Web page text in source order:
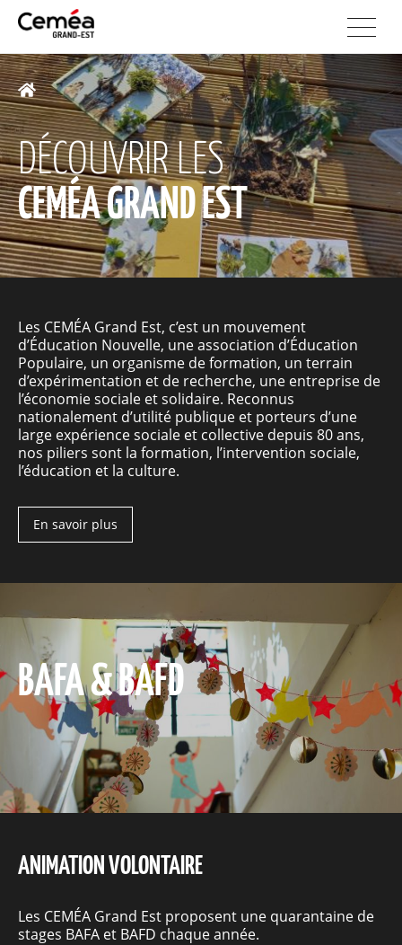
DÉCOUVRIR LES
CEMÉA GRAND EST
Les CEMÉA Grand Est, c’est un mouvement
d’Éducation Nouvelle, une association d’Éducation
Populaire, un organisme de formation, un terrain
d’expérimentation et de recherche, une entreprise de
l’économie sociale et solidaire. Reconnus
nationalement d’utilité publique et porteurs d’une
large expérience sociale et collective depuis 80 ans,
nos piliers sont la formation, l’intervention sociale,
l’éducation et la culture.
En savoir plus
BAFA & BAFD
ANIMATION VOLONTAIRE
Les CEMÉA Grand Est proposent une quarantaine de
stages BAFA et BAFD chaque année.